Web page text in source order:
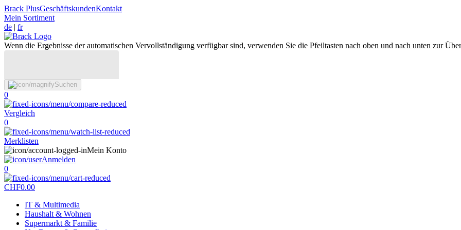
Brack PlusGeschäftskundenKontakt
Mein Sortiment
de | fr
Wenn die Ergebnisse der automatischen Vervollständigung verfügbar sind, verwenden Sie die Pfeiltasten nach oben und nach unten zur
Suchen
0
Vergleich
0
Merklisten
Mein Konto
Anmelden
0
CHF0.00
IT & Multimedia
Haushalt & Wohnen
Supermarkt & Familie